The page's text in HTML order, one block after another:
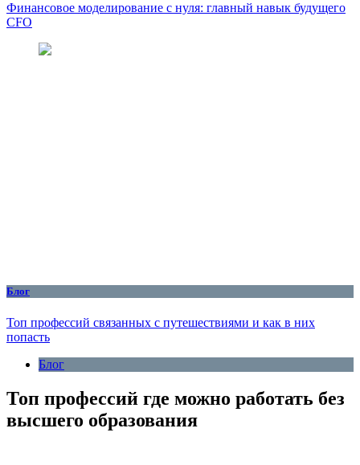
Финансовое моделирование с нуля: главный навык будущего
CFO
Блог
Топ профессий связанных с путешествиями и как в них
попасть
Блог
Топ профессий где можно работать без
высшего образования